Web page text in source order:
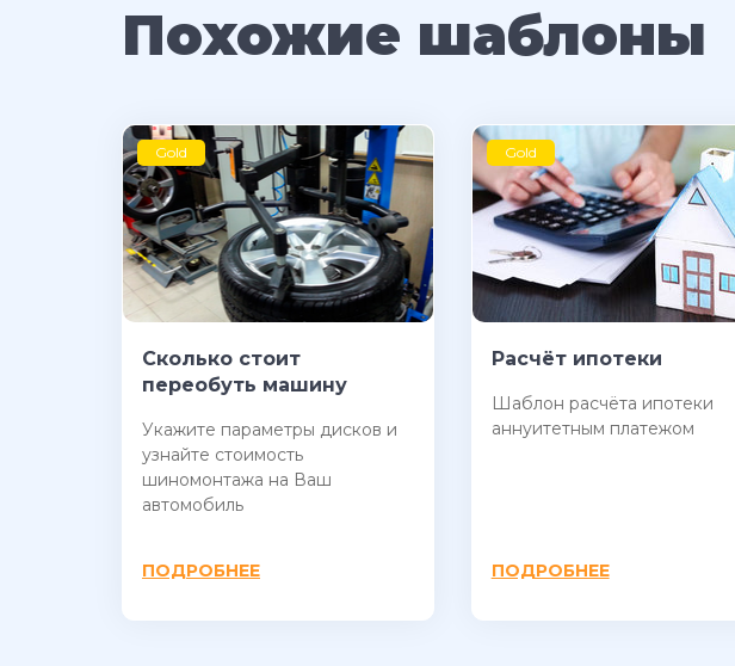
Похожие шаблоны
Gold
Сколько стоит
переобуть машину
Укажите параметры дисков и
узнайте стоимость
шиномонтажа на Ваш
автомобиль
ПОДРОБНЕЕ
Gold
Расчёт ипотеки
Шаблон расчёта ипотеки
аннуитетным платежом
ПОДРОБНЕЕ